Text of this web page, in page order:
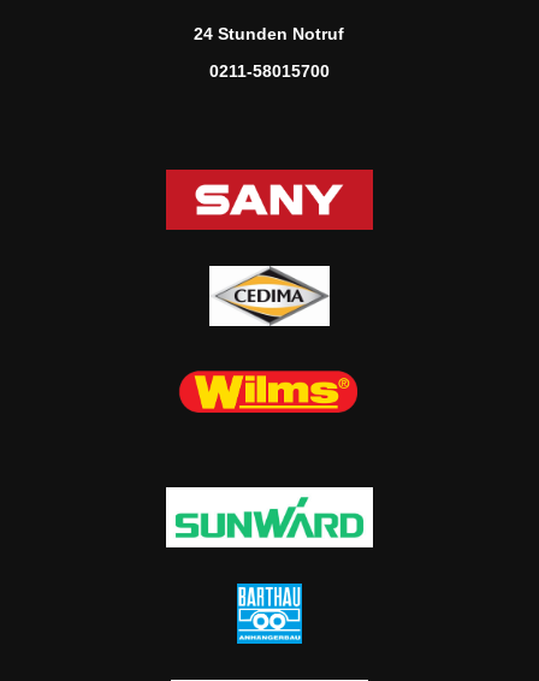
24 Stunden Notruf
0211-58015700